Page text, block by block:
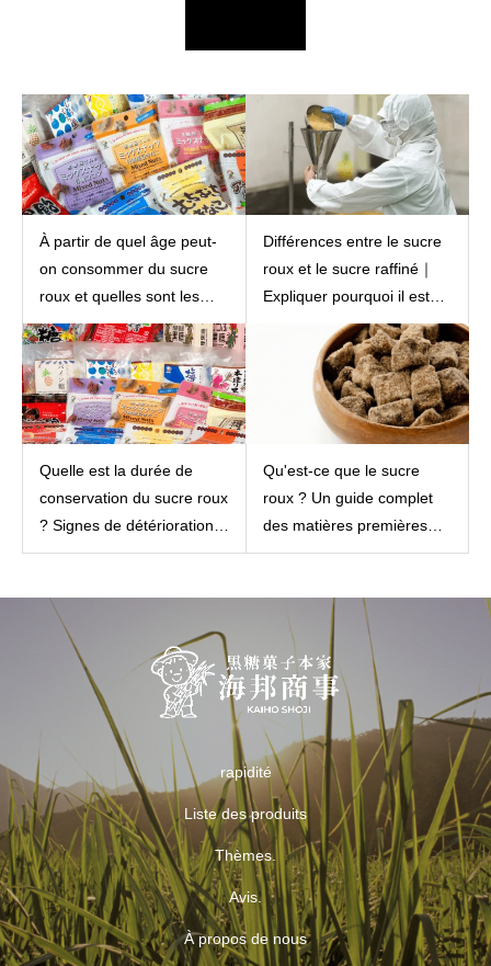
connexes.
À partir de quel âge peut-
on consommer du sucre
roux et quelles sont les
quantités et les
précautions à prendre en
fonction des enfants et des
personnes âgées ?
Différences entre le sucre
roux et le sucre raffiné｜
Expliquer pourquoi il est
plus sucré pour
l'organisme.
Quelle est la durée de
conservation du sucre roux
? Signes de détérioration
dans différentes conditions
Qu'est-ce que le sucre
roux ? Un guide complet
des matières premières
aux méthodes de
avantages nutritionnels
[pour les débutants].
rapidité
Liste des produits
Thèmes.
Avis.
À propos de nous